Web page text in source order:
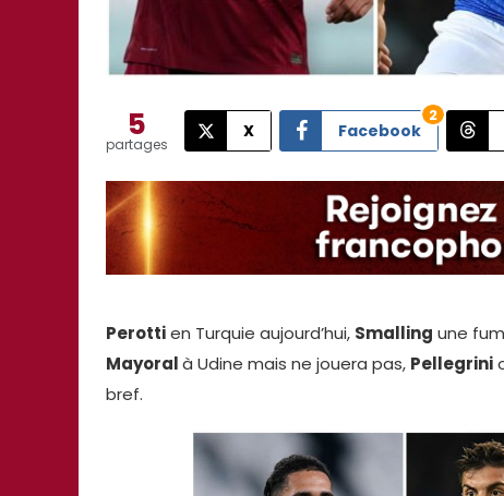
5
partages
X Facebook
2
Perottien Turquie aujourd’hui, Smalling une
Mayoralà Udine mais ne jouera pas, Pellegrini
bref.